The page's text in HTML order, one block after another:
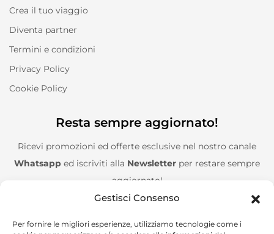
Gestisci Consenso
Per fornire le migliori esperienze, utilizziamo tecnologie come i
Crea il tuo viaggio
Diventa partner
Termini e condizioni
Privacy Policy
Cookie Policy
Resta sempre aggiornato!
Ricevi promozioni ed offerte esclusive nel nostro canale
Whatsapp ed iscriviti alla Newsletter per restare sempre
aggiornato!